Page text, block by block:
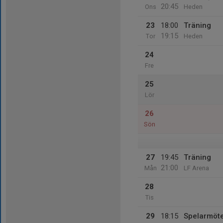
Ons
20:45
Heden
23
Tor
18:00
19:15
Träning
Heden
24
Fre
25
Lör
26
Sön
27
Mån
19:45
21:00
Träning
LF Arena
28
Tis
29
18:15